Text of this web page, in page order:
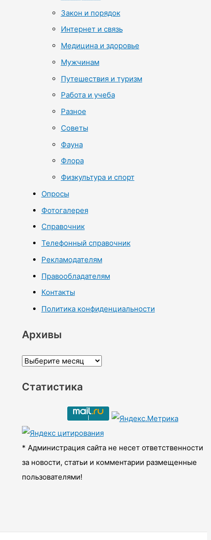
Закон и порядок
Интернет и связь
Медицина и здоровье
Мужчинам
Путешествия и туризм
Работа и учеба
Разное
Советы
Фауна
Флора
Физкультура и спорт
Опросы
Фотогалерея
Справочник
Телефонный справочник
Рекламодателям
Правообладателям
Контакты
Политика конфиденциальности
Архивы
А
х
ы
Статистика
* Администрация сайта не несет ответственности
за новости, статьи и комментарии размещенные
пользователями!